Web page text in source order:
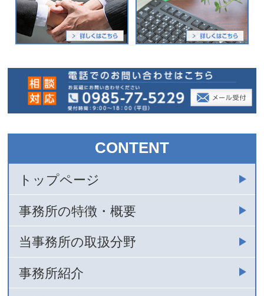
CONTENT
トップページ
事務所の特徴・概要
当事務所の取扱分野
事務所紹介